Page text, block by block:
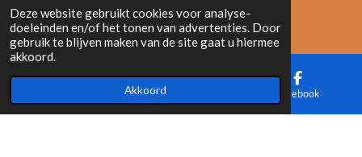
Deze website gebruikt cookies voor analyse-
doeleinden en/of het tonen van advertenties. Door
gebruik te blijven maken van de site gaat u hiermee
akkoord.
Akkoord
Onze dirigent
Repertoire
Agenda Facebook